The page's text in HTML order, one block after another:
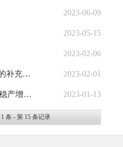
2023-06-09
2023-05-15
2023-02-06
阜宁县人民政府关于阜宁县“十四五”企业上市（挂牌）行动计划的补充政策... 2023-02-01
阜宁县人民政府关于激励元旦春节期间规上工业企业稳岗留工、稳产增效的十... 2023-01-13
1 条 - 第 15 条记录